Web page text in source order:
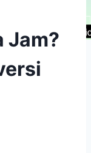
Jam?